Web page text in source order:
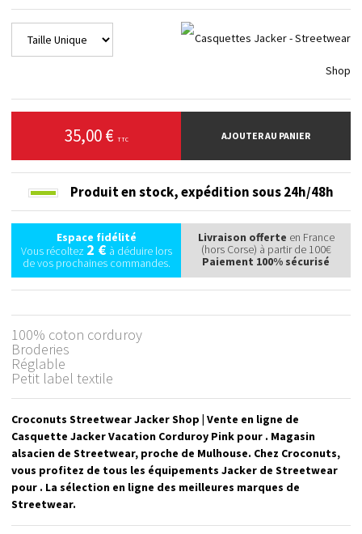
35,00 € TTC AJOUTER AU PANIER
Produit en stock,expédition sous 24h/48h
Espace fidélité
Vous récoltez 2 €à déduire lors
de vos prochaines commandes.
Livraison offerte en France
(hors Corse) à partir de 100€
Paiement 100% sécurisé
100% coton corduroy
Broderies
Réglable
Petit label textile
Croconuts Streetwear Jacker Shop | Vente en ligne de
Casquette Jacker Vacation Corduroy Pink pour . Magasin
alsacien de Streetwear, proche de Mulhouse. Chez Croconuts,
vous profitez de tous les équipements Jacker de Streetwear
pour . La sélection en ligne des meilleures marques de
Streetwear.